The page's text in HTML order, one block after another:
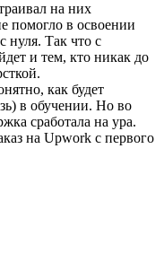
на них
помогло в освоении
нуля. Так что с
и тем, кто никак до
как будет
в обучении. Но во
сработала на ура.
на Upwork с первого